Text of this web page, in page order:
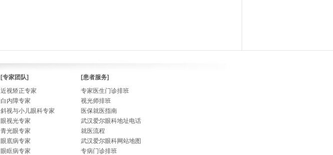
[专家团队]
近视矫正专家
白内障专家
斜视与小儿眼科专家
眼视光专家
青光眼专家
眼底病专家
眼眶病专家
[患者服务]
专家医生门诊排班
视光师排班
医保就医指南
武汉爱尔眼科地址电话
就医流程
武汉爱尔眼科网站地图
专病门诊排班